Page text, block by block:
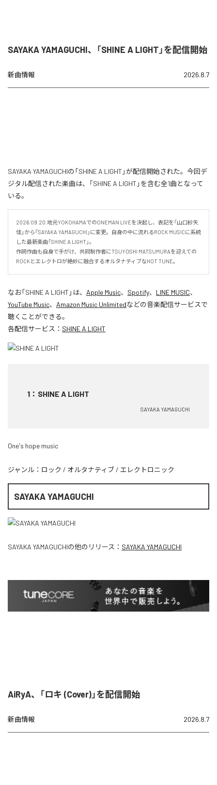
SAYAKA YAMAGUCHI、「SHINE A LIGHT」を配信開始
新曲情報 2026.8.7
SAYAKA YAMAGUCHIの「SHINE A LIGHT」が配信開始された。今回デ
ジタル配信された楽曲は、「SHINE A LIGHT」を含む全1曲となって
いる。
2026.09.20.地元YOKOHAMAでのONEMAN LIVEを決起し、表記を「山口紗矢
佳」から「SAYAKA YAMAGUCHI」に変更。自身の中に流れるROCK MUSICに系統
した最新楽曲「SHINE A LIGHT」。
作詞作曲も自身で手がけ、共同制作者にTSUYOSHI MATSUMURAを迎えての
ROCKとエレクトロが絶妙に融合するオルタナティブなHOT TUNE。
なお「SHINE A LIGHT 」は、 Apple Music、 Spotify、 LINE MUSIC、
YouTube Music、 Amazon Music Unlimitedなどの音楽配信サービスで
聴くことができる。
各配信サービス： SHINE A LIGHT
1 ： SHINE A LIGHT
SAYAKA YAMAGUCHI
One's hope music
ジャンル： ロック / オルタナティブ / エレクトロニック
SAYAKA YAMAGUCHI
SAYAKA YAMAGUCHIの他のリリース： SAYAKA YAMAGUCHI
AiRyA、「ロキ (Cover)」を配信開始
新曲情報 2026.8.7